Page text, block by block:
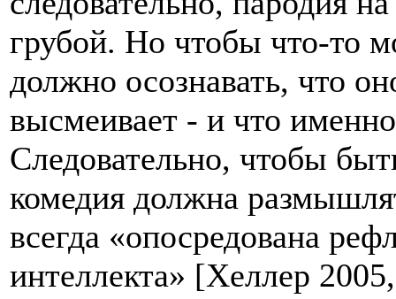
грубой. Но чтобы что-то
должно осознавать, что
высмеивает - и что
Следовательно, чтобы
комедия должна
всегда «опосредована
интеллекта» [Хеллер